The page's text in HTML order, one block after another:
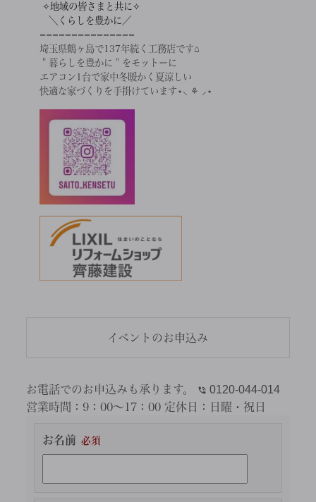
✧地域の皆さまと共に✧
＼くらしを豊かに／
===============
埼玉県鶴ヶ島で137年続く工務店です⌂
＂暮らしを豊かに＂をモットーに
エアコン1台で家中冬暖かく夏涼しい
快適な家づくりを手掛けています⋆⸜ ⚘ ⸝⋆
イベントのお申込み
お電話でのお申込みも承ります。 0120-044-014
営業時間： 9：00～17：00 定休日： 日曜・祝日
お名前